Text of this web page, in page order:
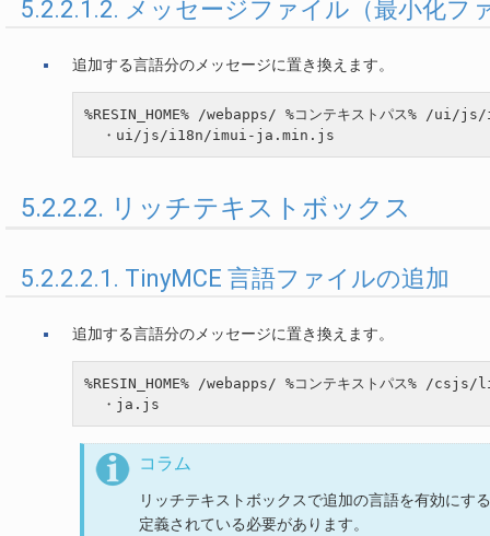
5.2.2.1.2. メッセージファイル（最小化フ
追加する言語分のメッセージに置き換えます。
%RESIN_HOME% /webapps/ %コンテキストパス% /ui/
5.2.2.2. リッチテキストボックス
5.2.2.2.1. TinyMCE 言語ファイルの追加
追加する言語分のメッセージに置き換えます。
%RESIN_HOME% /webapps/ %コンテキストパス%
コラム
リッチテキストボックスで追加の言語を有効にす
定義されている必要があります。